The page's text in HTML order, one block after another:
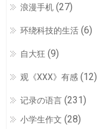
浪漫手机 (27)
环绕科技的生活 (6)
自大狂 (9)
观《XXX》有感 (12)
记录の语言 (231)
小学生作文 (28)